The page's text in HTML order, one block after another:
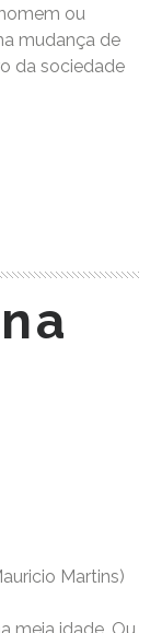
ou
mudança de
da sociedade
Martins)
meia idade. Ou